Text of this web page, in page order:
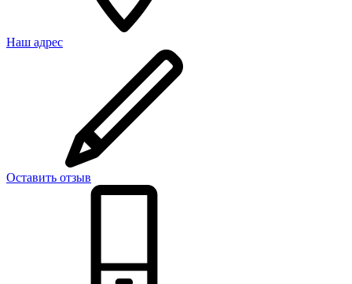
Наш адрес
Оставить отзыв